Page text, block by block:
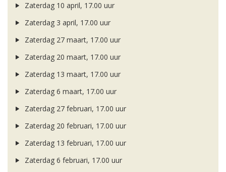
Zaterdag 10 april, 17.00 uur
Zaterdag 3 april, 17.00 uur
Zaterdag 27 maart, 17.00 uur
Zaterdag 20 maart, 17.00 uur
Zaterdag 13 maart, 17.00 uur
Zaterdag 6 maart, 17.00 uur
Zaterdag 27 februari, 17.00 uur
Zaterdag 20 februari, 17.00 uur
Zaterdag 13 februari, 17.00 uur
Zaterdag 6 februari, 17.00 uur